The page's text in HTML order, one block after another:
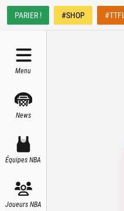
PARIER ! #SHOP #TTFL
Menu
News
Équipes NBA
Joueurs NBA